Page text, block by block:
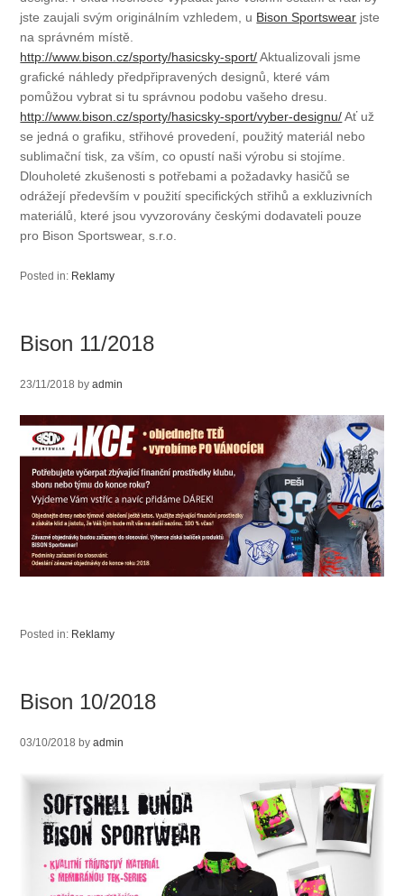
jste zaujali svým originálním vzhledem, u Bison Sportswear jste
na správném místě.
http://www.bison.cz/sporty/hasicsky-sport/Aktualizovali jsme
grafické náhledy předpřipravených designů, které vám
pomůžou vybrat si tu správnou podobu vašeho dresu.
http://www.bison.cz/sporty/hasicsky-sport/vyber-designu/Ať už
se jedná o grafiku, střihové provedení, použitý materiál nebo
sublimační tisk, za vším, co opustí naši výrobu si stojíme.
Dlouholeté zkušenosti s potřebami a požadavky hasičů se
odrážejí především v použití specifických střihů a exkluzivních
materiálů, které jsou vyvzorovány českými dodavateli pouze
pro Bison Sportswear, s.r.o.
Posted in: Reklamy
Bison 11/2018
23/11/2018 byadmin
Posted in: Reklamy
Bison 10/2018
03/10/2018 byadmin